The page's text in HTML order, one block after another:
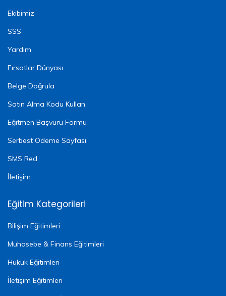
Ekibimiz
SSS
Yardım
Fırsatlar Dünyası
Belge Doğrula
Satın Alma Kodu Kullan
Eğitmen Başvuru Formu
Serbest Ödeme Sayfası
SMS Red
İletişim
Eğitim Kategorileri
Bilişim Eğitimleri
Muhasebe & Finans Eğitimleri
Hukuk Eğitimleri
İletişim Eğitimleri